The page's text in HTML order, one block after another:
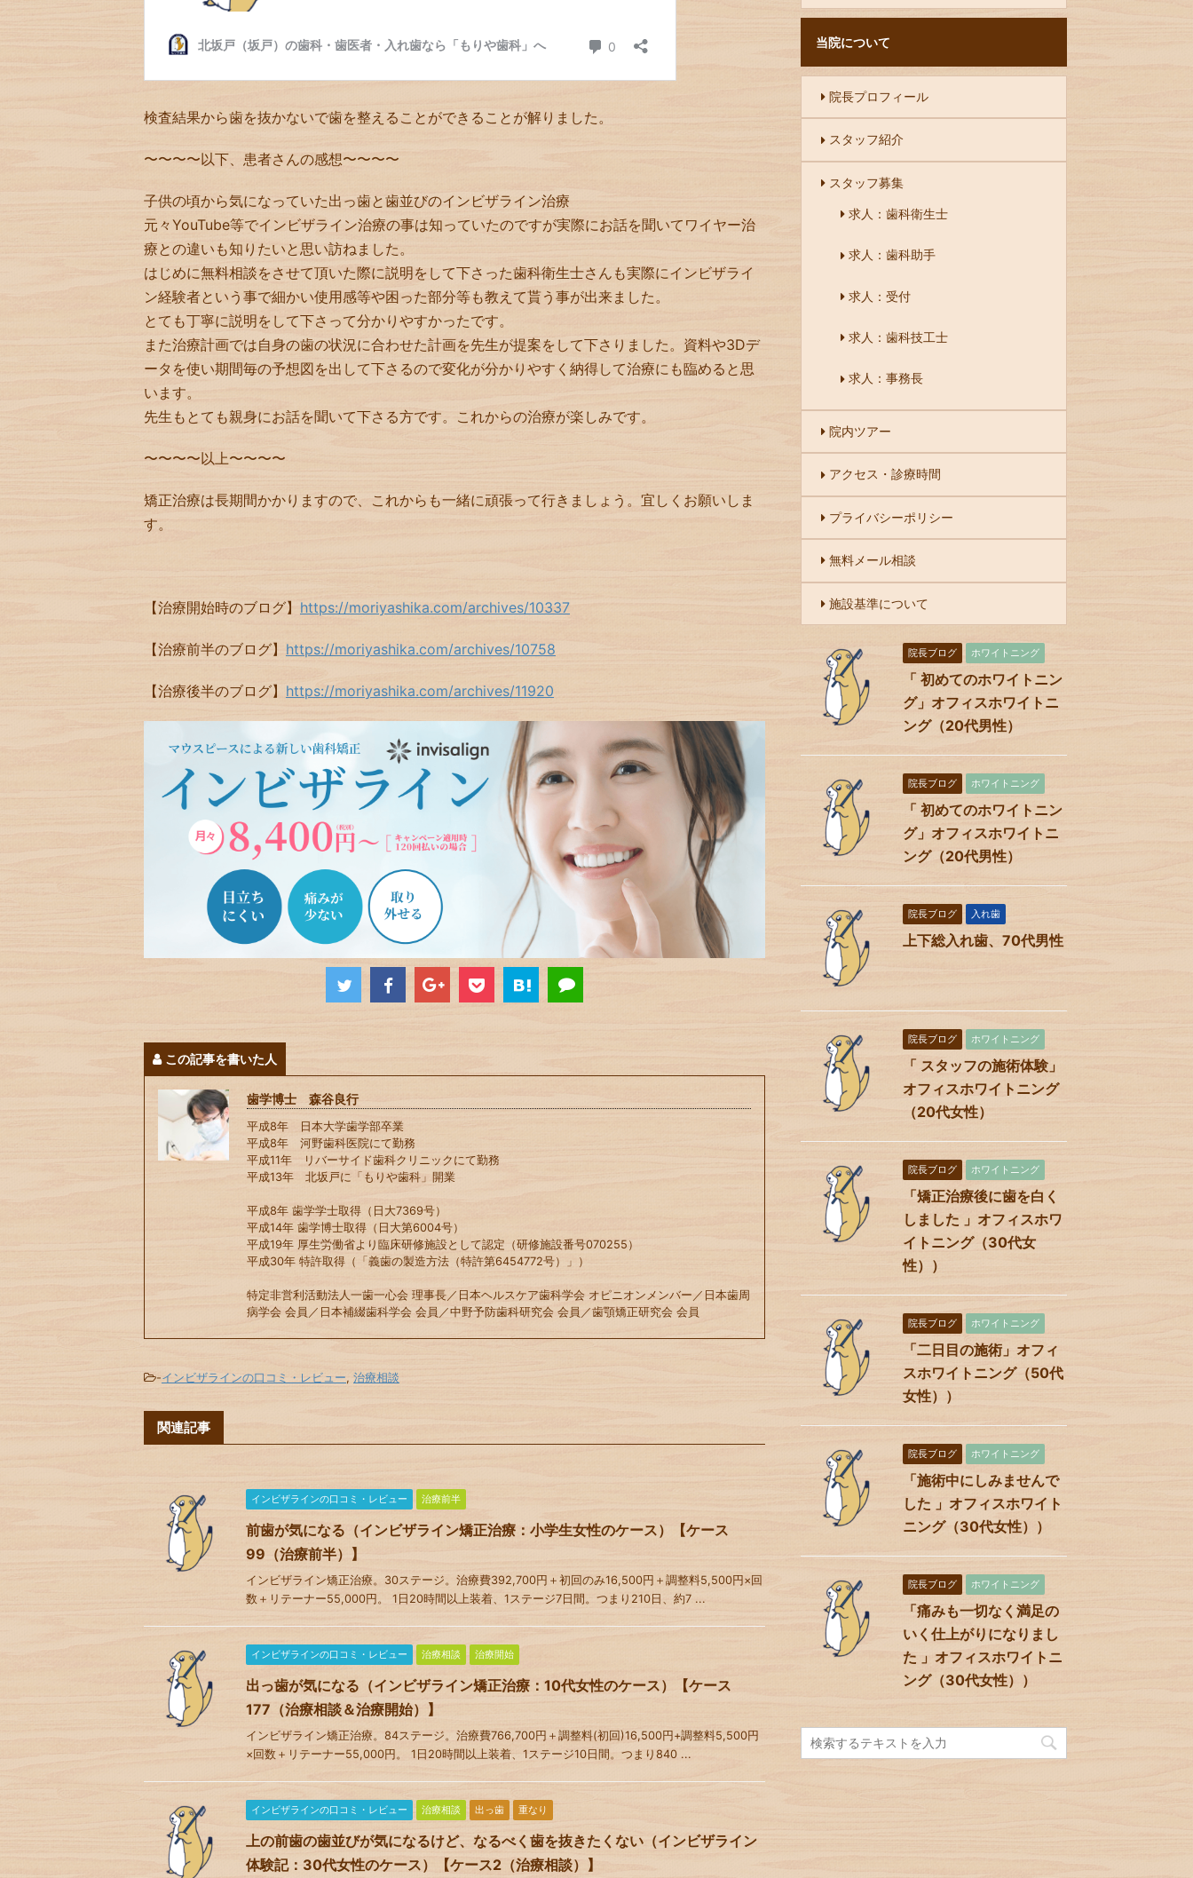
検査結果から歯を抜かないで歯を整えることができることが解りました。
〜〜〜〜以下、患者さんの感想〜〜〜〜
子供の頃から気になっていた出っ歯と歯並びのインビザライン治療
元々YouTube等でインビザライン治療の事は知っていたのですが実際にお話を聞いてワイヤー治
療との違いも知りたいと思い訪ねました。
はじめに無料相談をさせて頂いた際に説明をして下さった歯科衛生士さんも実際にインビザライ
ン経験者という事で細かい使用感等や困った部分等も教えて貰う事が出来ました。
とても丁寧に説明をして下さって分かりやすかったです。
また治療計画では自身の歯の状況に合わせた計画を先生が提案をして下さりました。資料や3Dデ
ータを使い期間毎の予想図を出して下さるので変化が分かりやすく納得して治療にも臨めると思
います。
先生もとても親身にお話を聞いて下さる方です。これからの治療が楽しみです。
〜〜〜〜以上〜〜〜〜
矯正治療は長期間かかりますので、これからも一緒に頑張って行きましょう。宜しくお願いしま
す。
【治療開始時のブログ】 https://moriyashika.com/archives/10337
【治療前半のブログ】 https://moriyashika.com/archives/10758
【治療後半のブログ】 https://moriyashika.com/archives/11920
この記事を書いた人
歯学博士 森谷良行
平成8年 日本大学歯学部卒業
平成8年 河野歯科医院にて勤務
平成11年 リバーサイド歯科クリニックにて勤務
平成13年 北坂戸に「もりや歯科」開業
平成8年 歯学学士取得（日大7369号）
平成14年 歯学博士取得（日大第6004号）
平成19年 厚生労働省より臨床研修施設として認定（研修施設番号070255）
平成30年 特許取得（「義歯の製造方法（特許第6454772号）」）
特定非営利活動法人一歯一心会 理事長／日本ヘルスケア歯科学会 オピニオンメンバー／日本歯周
病学会 会員／日本補綴歯科学会 会員／中野予防歯科研究会 会員／歯顎矯正研究会 会員
-インビザラインの口コミ・レビュー, 治療相談
関連記事
インビザラインの口コミ・レビュー 治療前半
前歯が気になる（インビザライン矯正治療：小学生女性のケース）【ケース
99（治療前半）】
インビザライン矯正治療。30ステージ。治療費392,700円＋初回のみ16,500円＋調整料5,500円×回
数＋リテーナー55,000円。 1日20時間以上装着、1ステージ7日間。つまり210日、約7 ...
インビザラインの口コミ・レビュー 治療相談 治療開始
出っ歯が気になる（インビザライン矯正治療：10代女性のケース）【ケース
177（治療相談＆治療開始）】
インビザライン矯正治療。84ステージ。治療費766,700円＋調整料(初回)16,500円+調整料5,500円
×回数＋リテーナー55,000円。 1日20時間以上装着、1ステージ10日間。つまり840 ...
インビザラインの口コミ・レビュー 治療相談 出っ歯 重なり
上の前歯の歯並びが気になるけど、なるべく歯を抜きたくない（インビザライン
体験記：30代女性のケース）【ケース2（治療相談）】
当院について
院長プロフィール
スタッフ紹介
スタッフ募集
求人：歯科衛生士
求人：歯科助手
求人：受付
求人：歯科技工士
求人：事務長
院内ツアー
アクセス・診療時間
プライバシーポリシー
無料メール相談
施設基準について
院長ブログ ホワイトニング
「 初めてのホワイトニン
グ」オフィスホワイトニ
ング（20代男性）
院長ブログ ホワイトニング
「 初めてのホワイトニン
グ」オフィスホワイトニ
ング（20代男性）
院長ブログ 入れ歯
上下総入れ歯、70代男性
院長ブログ ホワイトニング
「 スタッフの施術体験」
オフィスホワイトニング
（20代女性）
院長ブログ ホワイトニング
「矯正治療後に歯を白く
しました 」オフィスホワ
イトニング（30代女
性））
院長ブログ ホワイトニング
「二日目の施術」オフィ
スホワイトニング（50代
女性））
院長ブログ ホワイトニング
「施術中にしみませんで
した 」オフィスホワイト
ニング（30代女性））
院長ブログ ホワイトニング
「痛みも一切なく満足の
いく仕上がりになりまし
た 」オフィスホワイトニ
ング（30代女性））